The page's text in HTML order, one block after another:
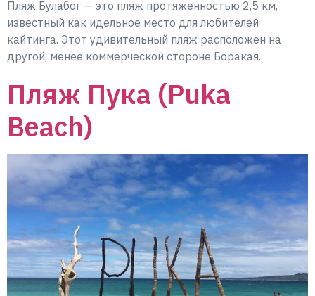
Пляж Булабог — это пляж протяженностью 2,5 км,
известный как идельное место для любителей
кайтинга. Этот удивительный пляж расположен на
другой, менее коммерческой стороне Боракая.
Пляж Пука (Puka
Beach)